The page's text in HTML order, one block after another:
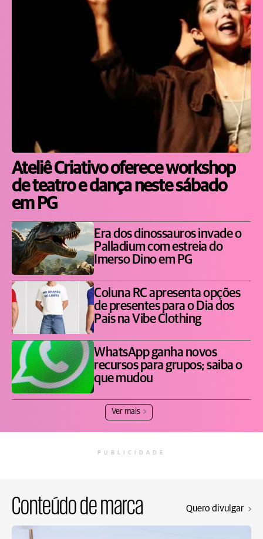
Ateliê Criativo oferece workshop
de teatro e dança neste sábado
em PG
Era dos dinossauros invade o
Palladium com estreia do
Imerso Dino em PG
Coluna RC apresenta opções
de presentes para o Dia dos
Pais na Vibe Clothing
WhatsApp ganha novos
recursos para grupos; saiba o
que mudou
Ver mais
PUBLICIDADE
Conteúdo de marca Quero divulgar